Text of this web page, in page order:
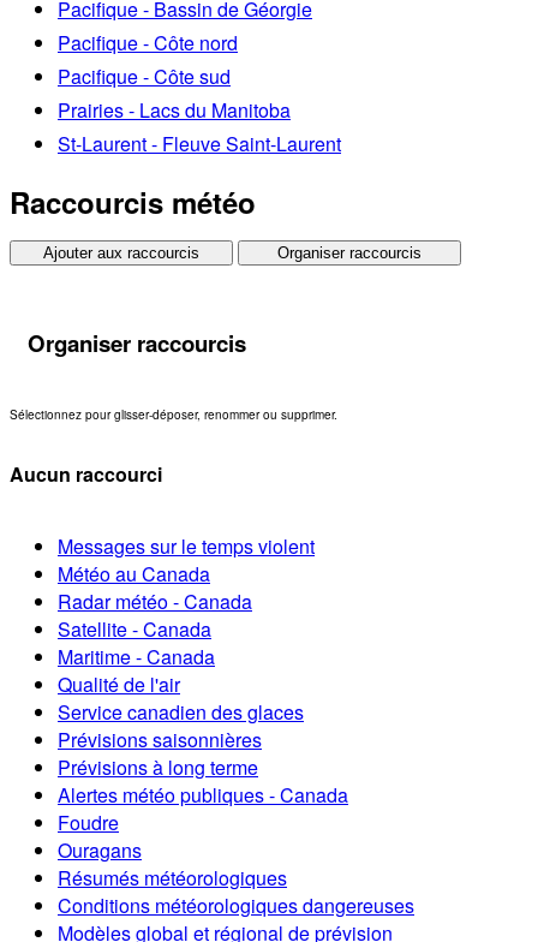
Pacifique - Bassin de Géorgie
Pacifique - Côte nord
Pacifique - Côte sud
Prairies - Lacs du Manitoba
St-Laurent - Fleuve Saint-Laurent
Raccourcis météo
Ajouter aux raccourcis Organiser raccourcis
Organiser raccourcis
Sélectionnez pour glisser-déposer, renommer ou supprimer.
Aucun raccourci
Messages sur le temps violent
Météo au Canada
Radar météo - Canada
Satellite - Canada
Maritime - Canada
Qualité de l'air
Service canadien des glaces
Prévisions saisonnières
Prévisions à long terme
Alertes météo publiques - Canada
Foudre
Ouragans
Résumés météorologiques
Conditions météorologiques dangereuses
Modèles global et régional de prévision